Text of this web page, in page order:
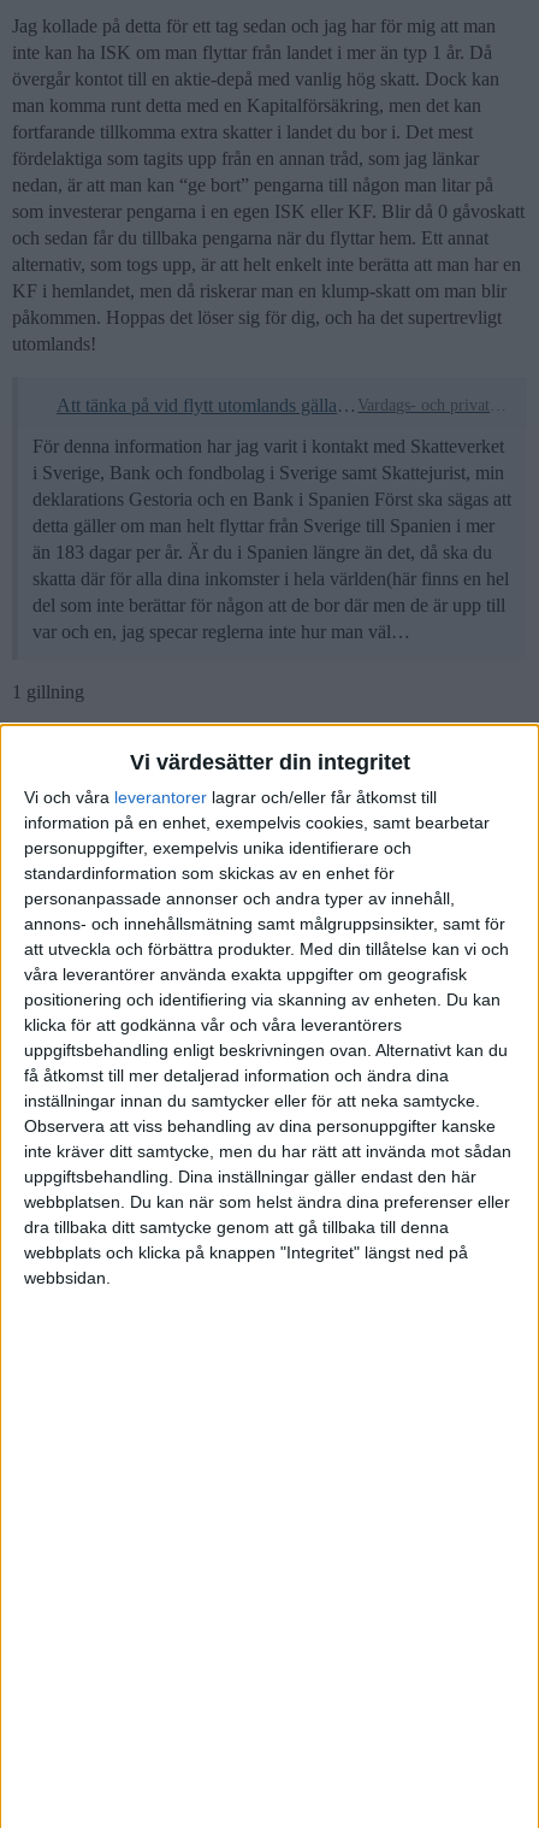
Vi värdesätter din integritet
Vi och våra leverantorer lagrar och/eller får åtkomst till
information på en enhet, exempelvis cookies, samt bearbetar
personuppgifter, exempelvis unika identifierare och
standardinformation som skickas av en enhet för
personanpassade annonser och andra typer av innehåll,
annons- och innehållsmätning samt målgruppsinsikter, samt för
att utveckla och förbättra produkter. Med din tillåtelse kan vi och
våra leverantörer använda exakta uppgifter om geografisk
positionering och identifiering via skanning av enheten. Du kan
klicka för att godkänna vår och våra leverantörers
uppgiftsbehandling enligt beskrivningen ovan. Alternativt kan du
få åtkomst till mer detaljerad information och ändra dina
inställningar innan du samtycker eller för att neka samtycke.
Observera att viss behandling av dina personuppgifter kanske
inte kräver ditt samtycke, men du har rätt att invända mot sådan
uppgiftsbehandling. Dina inställningar gäller endast den här
webbplatsen. Du kan när som helst ändra dina preferenser eller
dra tillbaka ditt samtycke genom att gå tillbaka till denna
webbplats och klicka på knappen "Integritet" längst ned på
webbsidan.
Jag kollade på detta för ett tag sedan och jag har för mig att man
inte kan ha ISK om man flyttar från landet i mer än typ 1 år. Då
övergår kontot till en aktie-depå med vanlig hög skatt. Dock kan
man komma runt detta med en Kapitalförsäkring, men det kan
fortfarande tillkomma extra skatter i landet du bor i. Det mest
fördelaktiga som tagits upp från en annan tråd, som jag länkar
nedan, är att man kan “ge bort” pengarna till någon man litar på
som investerar pengarna i en egen ISK eller KF. Blir då 0 gåvoskatt
och sedan får du tillbaka pengarna när du flyttar hem. Ett annat
alternativ, som togs upp, är att helt enkelt inte berätta att man har en
KF i hemlandet, men då riskerar man en klump-skatt om man blir
påkommen. Hoppas det löser sig för dig, och ha det supertrevligt
utomlands!
Att tänka på vid flytt utomlands gällande ISK/KF Vardags- och privatekonomi
För denna information har jag varit i kontakt med Skatteverket
i Sverige, Bank och fondbolag i Sverige samt Skattejurist, min
deklarations Gestoria och en Bank i Spanien Först ska sägas att
detta gäller om man helt flyttar från Sverige till Spanien i mer
än 183 dagar per år. Är du i Spanien längre än det, då ska du
skatta där för alla dina inkomster i hela världen(här finns en hel
del som inte berättar för någon att de bor där men de är upp till
var och en, jag specar reglerna inte hur man väl…
1 gillning
Studenten2 23 April 2022 14:37
3
Tack för hjälpen ! Tur att jag inte skapade en ISK då. Jaha det var
mer komplicerat än vad jag hade förväntat mig. Kanske gör jag så
att jag ändå väntar lite.
När jag väl är student i Frankrike har jag
rätt till en fransk bankkonto. Så tänker att jag investerar där när jag
väl har flyttat.
Aktiegubben("Ove") 23 April 2022 15:05
4
Du är på rätt spår. Jag är begränsat skattskyldig och du vet ju redan
vad det innebär. Ett tips till dig är att du struntar i att investera i
Sverige och istället öppnar både bankkonto och depå i Frankrike
och investerar där. Nästa tips är att du inte avslutar dina konton
när/om du flyttar därifrån. Praxis är att du kan behålla både konto
och depå även om du flyttar därifrån senare men du kan inte öppna